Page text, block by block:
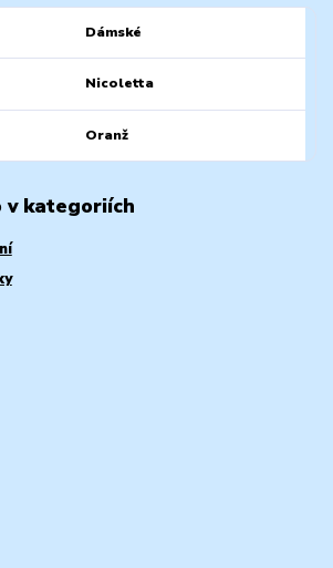
Dámské
Nicoletta
Oranž
v kategoriích